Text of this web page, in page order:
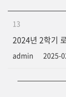
13
2024년 2학기
admin 2025-